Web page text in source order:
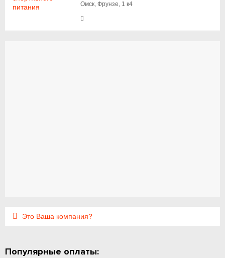
Омск, Фрунзе, 1 к4
Это Ваша компания?
Популярные оплаты: